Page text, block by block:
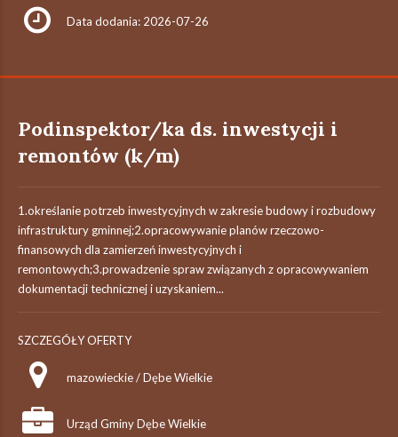
Data dodania: 2026-07-26
Podinspektor/ka ds. inwestycji i
remontów (k/m)
1.określanie potrzeb inwestycyjnych w zakresie budowy i rozbudowy
infrastruktury gminnej;2.opracowywanie planów rzeczowo-
finansowych dla zamierzeń inwestycyjnych i
remontowych;3.prowadzenie spraw związanych z opracowywaniem
dokumentacji technicznej i uzyskaniem...
SZCZEGÓŁY OFERTY
mazowieckie / Dębe Wielkie
Urząd Gminy Dębe Wielkie